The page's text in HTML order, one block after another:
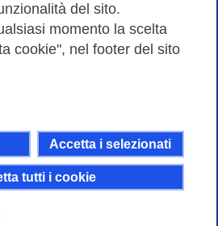
del sito.
momento la scelta
cookie", nel footer del sito
Accetta i selezionati
tutti i cookie
dei Tizii, 6 - 00185 Roma | Tel.
– PI 07577141000 | Codice
7EU9KEU |
sito e' rilasciato, tranne dove
i termini della licenza
Commons
4.0 Internazionale.